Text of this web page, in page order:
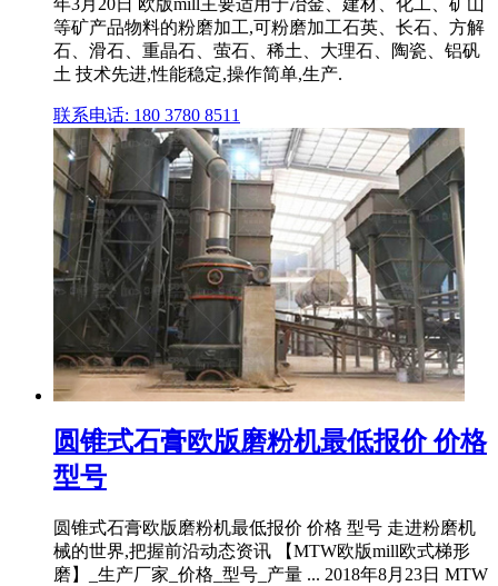
年3月20日 欧版mill主要适用于冶金、建材、化工、矿山
等矿产品物料的粉磨加工,可粉磨加工石英、长石、方解
石、滑石、重晶石、萤石、稀土、大理石、陶瓷、铝矾
土 技术先进,性能稳定,操作简单,生产.
联系电话: 180 3780 8511
圆锥式石膏欧版磨粉机最低报价 价格
型号
圆锥式石膏欧版磨粉机最低报价 价格 型号 走进粉磨机
械的世界,把握前沿动态资讯 【MTW欧版mill欧式梯形
磨】_生产厂家_价格_型号_产量 ... 2018年8月23日 MTW